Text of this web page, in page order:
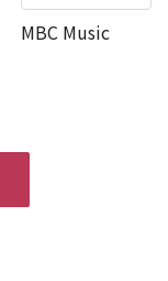
MBC Music